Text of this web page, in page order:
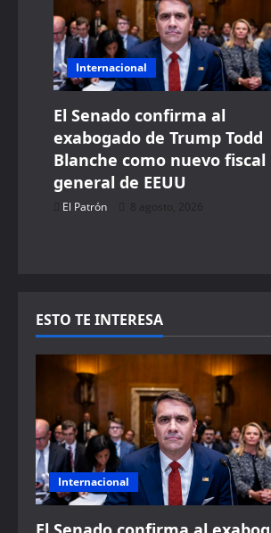
g
a
t
i
o
n
Internacional
El Senado confirma al
exabogado de Trump Todd
Blanche como nuevo fiscal
general de EEUU
El Patrón 8 agosto, 2026
ESTO TE INTERESA
Internacional